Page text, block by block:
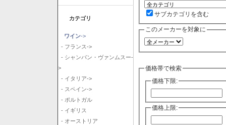
カテゴリ
ワイン->
- フランス->
- シャンパン・ヴァンムスー-
>
- イタリア->
- スペイン->
- ポルトガル
- イギリス
- オーストリア
サブカテゴリを含む
このメーカーを対象に
価格帯で検索
価格下限:
価格上限: